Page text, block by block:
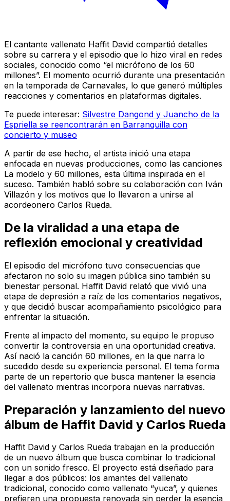
El cantante vallenato Haffit David compartió detalles
sobre su carrera y el episodio que lo hizo viral en redes
sociales, conocido como “el micrófono de los 60
millones”. El momento ocurrió durante una presentación
en la temporada de Carnavales, lo que generó múltiples
reacciones y comentarios en plataformas digitales.
Te puede interesar: Silvestre Dangond y Juancho de la
Espriella se reencontrarán en Barranquilla con
concierto y museo
A partir de ese hecho, el artista inició una etapa
enfocada en nuevas producciones, como las canciones
La modelo y 60 millones, esta última inspirada en el
suceso. También habló sobre su colaboración con Iván
Villazón y los motivos que lo llevaron a unirse al
acordeonero Carlos Rueda.
De la viralidad a una etapa de
reflexión emocional y creatividad
El episodio del micrófono tuvo consecuencias que
afectaron no solo su imagen pública sino también su
bienestar personal. Haffit David relató que vivió una
etapa de depresión a raíz de los comentarios negativos,
y que decidió buscar acompañamiento psicológico para
enfrentar la situación.
Frente al impacto del momento, su equipo le propuso
convertir la controversia en una oportunidad creativa.
Así nació la canción 60 millones, en la que narra lo
sucedido desde su experiencia personal. El tema forma
parte de un repertorio que busca mantener la esencia
del vallenato mientras incorpora nuevas narrativas.
Preparación y lanzamiento del nuevo
álbum de Haffit David y Carlos Rueda
Haffit David y Carlos Rueda trabajan en la producción
de un nuevo álbum que busca combinar lo tradicional
con un sonido fresco. El proyecto está diseñado para
llegar a dos públicos: los amantes del vallenato
tradicional, conocido como vallenato “yuca”, y quienes
prefieren una propuesta renovada sin perder la esencia